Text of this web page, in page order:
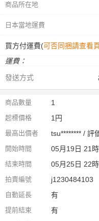
商品所在地
日本當地運費
買方付運費(可否同捆請查看
運費：
發送方式
商品數量 1
起標價格 1円
最高出價者 tsu******** / 評
開始時間 05月19日 21
結束時間 05月25日 22
拍賣編號 j1230484103
自動延長 有
提前結束 有